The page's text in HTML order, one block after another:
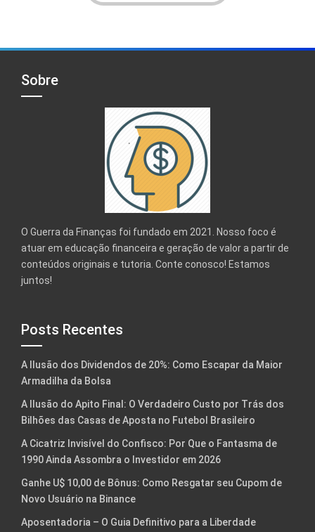
Sobre
O Guerra da Finanças foi fundado em 2021. Nosso foco é
atuar em educação financeira e geração de valor a partir de
conteúdos originais e tutoria. Conte conosco! Estamos
juntos!
Posts Recentes
A Ilusão dos Dividendos de 20%: Como Escapar da Maior
Armadilha da Bolsa
A Ilusão do Apito Final: O Verdadeiro Custo por Trás dos
Bilhões das Casas de Aposta no Futebol Brasileiro
A Cicatriz Invisível do Confisco: Por Que o Fantasma de
1990 Ainda Assombra o Investidor em 2026
Ganhe U$ 10,00 de Bônus: Como Resgatar seu Cupom de
Novo Usuário na Binance
Aposentadoria – O Guia Definitivo para a Liberdade